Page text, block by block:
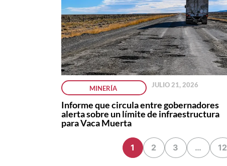
MINERÍA JULIO 21, 2026
Informe que circula entre gobernadores
alerta sobre un límite de infraestructura
para Vaca Muerta
1 2 3 … 12